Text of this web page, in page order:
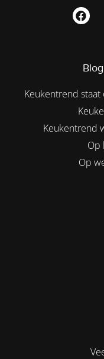
Keukentrend staat
Keukentrend
Op
Op